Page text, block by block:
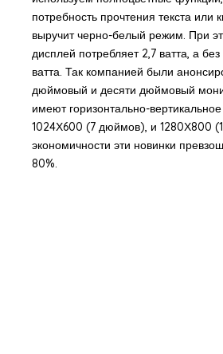
потребность прочтения текста или
выручит черно-белый режим. При
дисплей потребляет 2,7 ватта, а без
ватта. Так компанией были
дюймовый и десяти дюймовый
имеют горизонтально-
1024Х600 (7 дюймов), и 1280Х800
экономичности эти новинки
80%.